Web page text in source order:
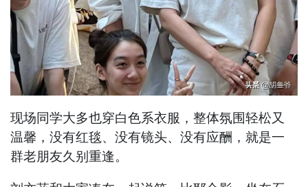
现场同学大多也穿白色系衣服，整体氛围轻松又
温馨，没有红毯、没有镜头、没有应酬，就是一
群老朋友久别重逢。